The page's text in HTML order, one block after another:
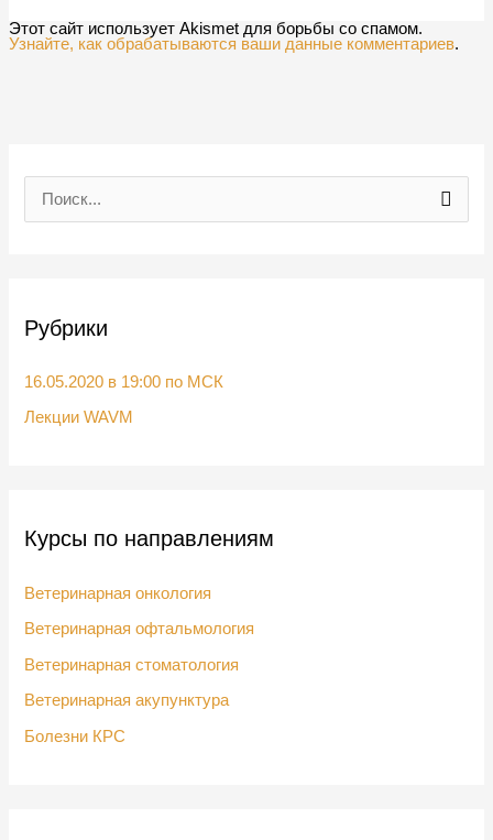
Этот сайт использует Akismet для борьбы со спамом.
Узнайте, как обрабатываются ваши данные комментариев.
к
Рубрики
16.05.2020 в 19:00 по МСК
Лекции WAVM
Курсы по направлениям
Ветеринарная онкология
Ветеринарная офтальмология
Ветеринарная стоматология
Ветеринарная акупунктура
Болезни КРС